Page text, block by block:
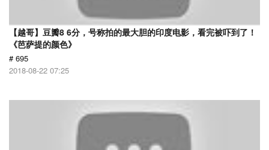
【越哥】豆瓣8 6分，号称拍的最大胆的印度电影，看完被吓到了！
《芭萨提的颜色》
# 695
2018-08-22 07:25